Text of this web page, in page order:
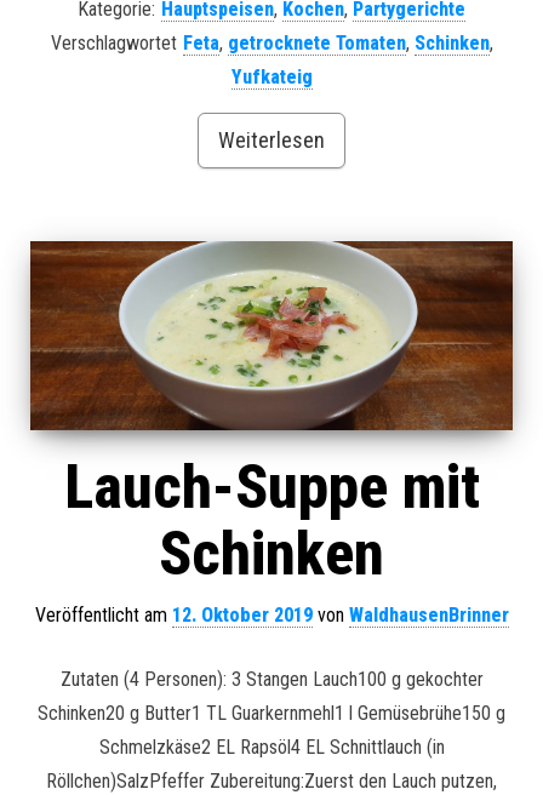
Kategorie: Hauptspeisen, Kochen, Partygerichte
Verschlagwortet Feta, getrocknete Tomaten, Schinken,
Yufkateig
Weiterlesen
Lauch-Suppe mit
Schinken
Veröffentlicht am 12. Oktober 2019von WaldhausenBrinner
Zutaten (4 Personen): 3 Stangen Lauch100 g gekochter
Schinken20 g Butter1 TL Guarkernmehl1 l Gemüsebrühe150 g
Schmelzkäse2 EL Rapsöl4 EL Schnittlauch (in
Röllchen)SalzPfeffer Zubereitung:Zuerst den Lauch putzen,